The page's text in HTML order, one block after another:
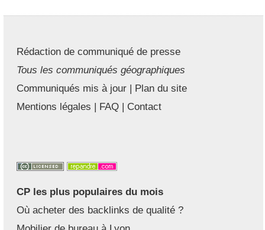
Rédaction de communiqué de presse
Tous les communiqués géographiques
Communiqués mis à jour | Plan du site
Mentions légales | FAQ | Contact
CP les plus populaires du mois
Où acheter des backlinks de qualité ?